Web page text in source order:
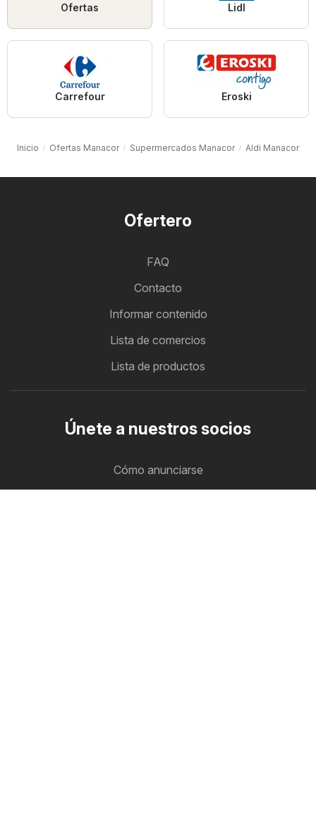
Ofertas Lidl
Carrefour Eroski
Inicio Ofertas Manacor Supermercados Manacor Aldi Manacor
Ofertero
FAQ
Contacto
Informar contenido
Lista de comercios
Lista de productos
Únete a nuestros socios
Cómo anunciarse